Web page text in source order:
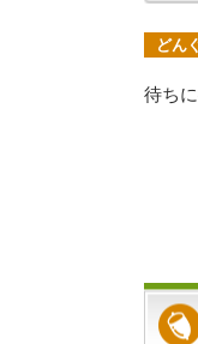
どん
待ち